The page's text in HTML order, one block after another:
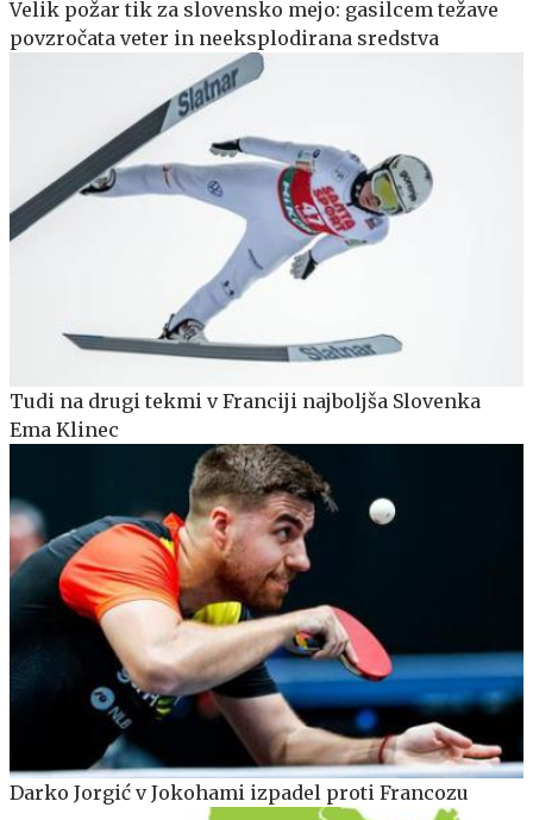
Velik požar tik za slovensko mejo: gasilcem težave
povzročata veter in neeksplodirana sredstva
Tudi na drugi tekmi v Franciji najboljša Slovenka
Ema Klinec
Darko Jorgić v Jokohami izpadel proti Francozu